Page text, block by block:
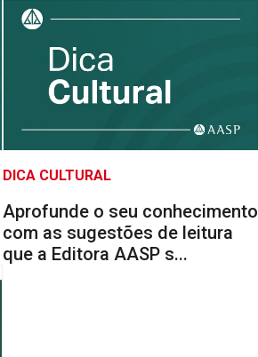
DICA CULTURAL
Aprofunde o seu conhecimento
com as sugestões de leitura
que a Editora AASP s...